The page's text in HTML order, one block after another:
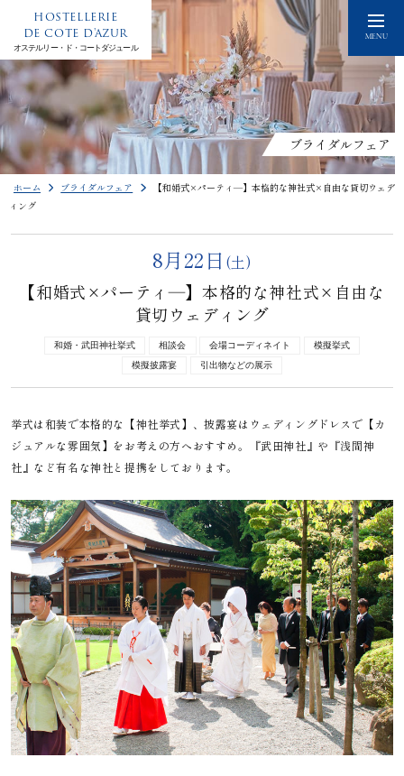
MENU
HOSTELLERIE
DE COTE D'AZUR
オステルリー・ド・コートダジュール
ブライダルフェア
ホーム ブライダルフェア
【和婚式×パーティ―】本格的な神社式×自由な貸切ウェデ
ィング
8月22日 (土)
【和婚式×パーティ―】本格的な神社式×自由な
貸切ウェディング
和婚・武田神社挙式 相談会 会場コーディネイト
模擬挙式
模擬披露宴
引出物などの展示
挙式は和装で本格的な【神社挙式】、披露宴はウェディングドレスで【カ
ジュアルな雰囲気】をお考えの方へおすすめ。『武田神社』や『浅間神
社』など有名な神社と提携をしております。